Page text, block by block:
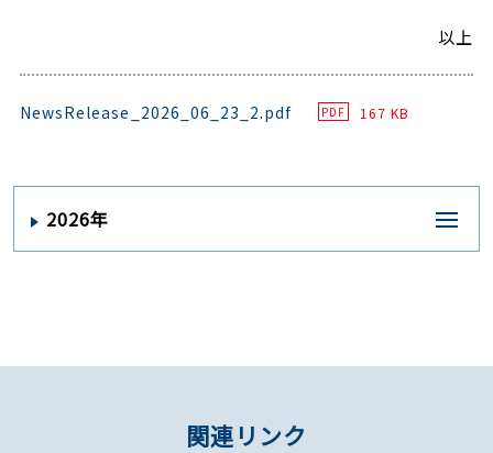
以上
NewsRelease_2026_06_23_2.pdf PDF 167 KB
2026年
関連リンク